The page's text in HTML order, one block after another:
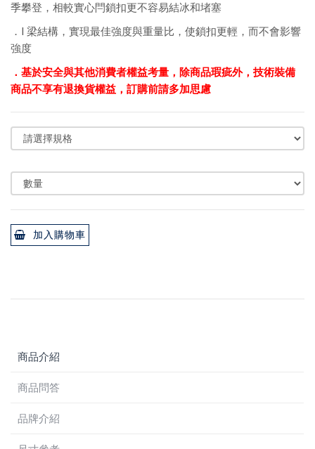
季攀登，相較實心閂鎖扣更不容易結冰和堵塞
．I 梁結構，實現最佳強度與重量比，使鎖扣更輕，而不會影響
強度
．基於安全與其他消費者權益考量，除商品瑕疵外，技術裝備
商品不享有退換貨權益，訂購前請多加思慮
加入購物車
商品介紹
商品問答
品牌介紹